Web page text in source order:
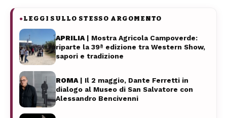
●LEGGI SULLO STESSO ARGOMENTO
APRILIA | Mostra Agricola Campoverde:
riparte la 39ª edizione tra Western Show,
sapori e tradizione
ROMA | Il 2 maggio, Dante Ferretti in
dialogo al Museo di San Salvatore con
Alessandro Bencivenni